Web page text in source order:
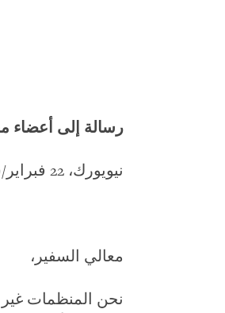
رسالة إلى أعضاء
نيويورك، 22 فبراير/شباط 2017
معالي السفير،
نحن المنظمات غير